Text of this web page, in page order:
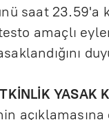
saat 23.59'a
amaçlı
YASAK